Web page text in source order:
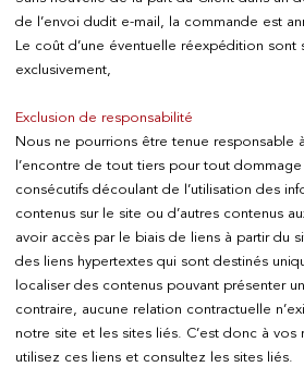
Satigny
EXPLOREZ VINOTHÈQUE.CH
Producteurs
Vins
Mousseux
Spiritueux
Epicerie Fine
Promotions
Nouveautés
de l’envoi dudit e-mail, la commande est
Le coût d’une éventuelle réexpédition sont
exclusivement,
Exclusion de responsabilité
Nous ne pourrions être tenue responsable
l’encontre de tout tiers pour tout
consécutifs découlant de l’utilisation des
contenus sur le site ou d’autres contenus
avoir accès par le biais de liens à partir du
des liens hypertextes qui sont destinés
localiser des contenus pouvant présenter
contraire, aucune relation contractuelle
notre site et les sites liés. C’est donc à vos
utilisez ces liens et consultez les sites liés.